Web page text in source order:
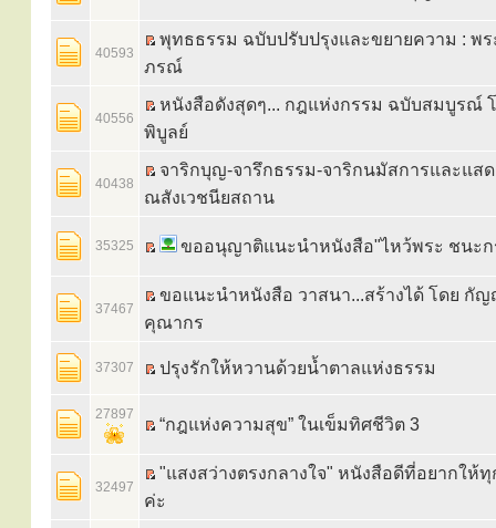
40593
พุทธธรรม ฉบับปรับปรุงและขยายความ : พ
ภรณ์
40556
หนังสือดังสุดๆ... กฎแห่งกรรม ฉบับสมบูรณ์ โ
พิบูลย์
40438
จาริกบุญ-จารึกธรรม-จาริกนมัสการและแส
ณสังเวชนียสถาน
35325 ขออนุญาติแนะนำหนังสือ"ไหว้พระ ชนะก
37467
ขอแนะนำหนังสือ วาสนา...สร้างได้ โดย กั
คุณากร
37307 ปรุงรักให้หวานด้วยน้ำตาลแห่งธรรม
27897
“กฎแห่งความสุข” ในเข็มทิศชีวิต 3
32497
"แสงสว่างตรงกลางใจ" หนังสือดีที่อยากให้
ค่ะ